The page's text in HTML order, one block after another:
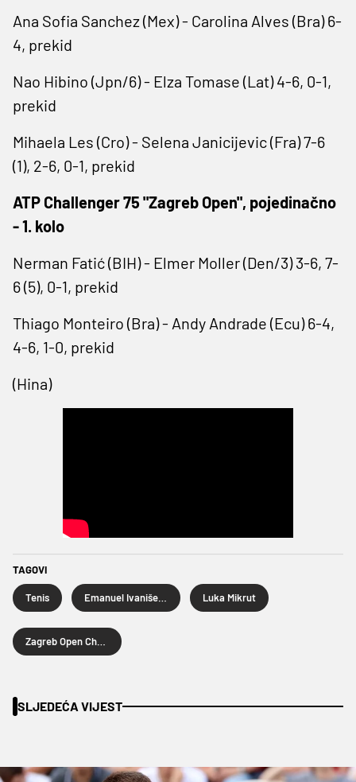
Ana Sofia Sanchez (Mex) - Carolina Alves (Bra) 6-
4, prekid
Nao Hibino (Jpn/6) - Elza Tomase (Lat) 4-6, 0-1,
prekid
Mihaela Les (Cro) - Selena Janicijevic (Fra) 7-6
(1), 2-6, 0-1, prekid
ATP Challenger 75 "Zagreb Open", pojedinačno
- 1. kolo
Nerman Fatić (BIH) - Elmer Moller (Den/3) 3-6, 7-
6 (5), 0-1, prekid
Thiago Monteiro (Bra) - Andy Andrade (Ecu) 6-4,
4-6, 1-0, prekid
(Hina)
TAGOVI
Tenis Luka Mikrut
SLJEDEĆA VIJEST